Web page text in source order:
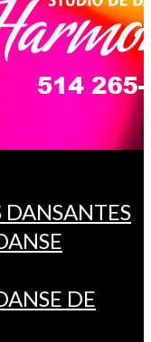
DANSANTES
DE